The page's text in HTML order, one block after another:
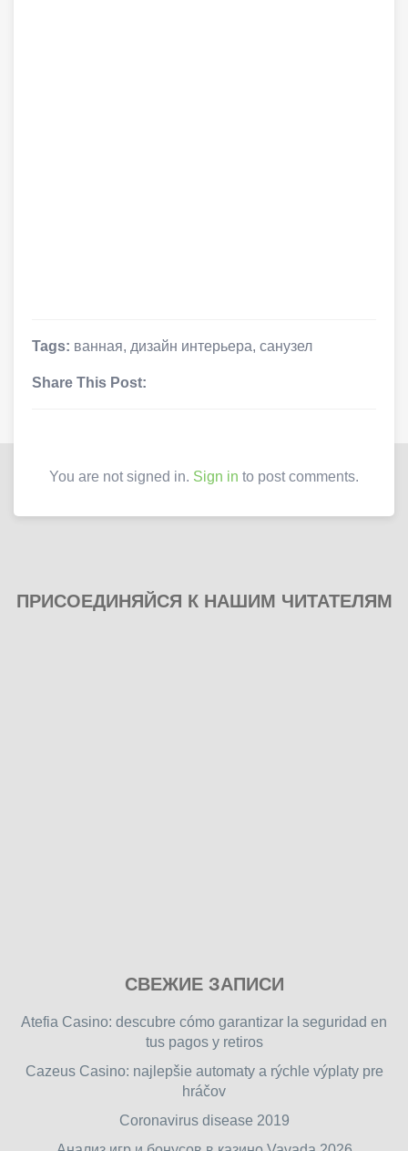
Tags: ванная, дизайн интерьера, санузел
Share This Post:
You are not signed in. Sign in to post comments.
ПРИСОЕДИНЯЙСЯ К НАШИМ ЧИТАТЕЛЯМ
free
games
СВЕЖИЕ ЗАПИСИ
Atefia Casino: descubre cómo garantizar la seguridad en
tus pagos y retiros
Cazeus Casino: najlepšie automaty a rýchle výplaty pre
hráčov
Coronavirus disease 2019